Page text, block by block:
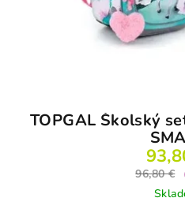
TOPGAL Školský
96,80 €